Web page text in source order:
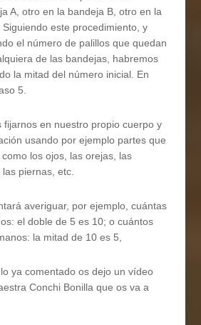
A, otro en la bandeja B, otro en la
Siguiendo este procedimiento, y
el número de palillos que quedan
de las bandejas, habremos
la mitad del número inicial. En
5.
fijarnos en nuestro propio cuerpo y
usando por ejemplo partes que
los ojos, las orejas, las
piernas, etc.
averiguar, por ejemplo, cuántas
el doble de 5 es 10; o cuántos
la mitad de 10 es 5,
ya comentado os dejo un vídeo
Conchi Bonilla que os va a